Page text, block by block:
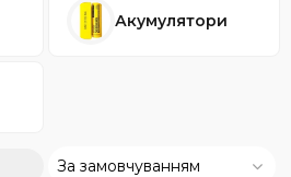
Акумулятори
За замовчуванням